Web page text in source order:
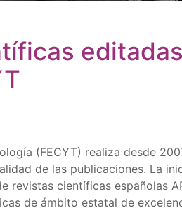
(FECYT) realiza desde
de las publicaciones. La
revistas científicas españolas
de ámbito estatal de